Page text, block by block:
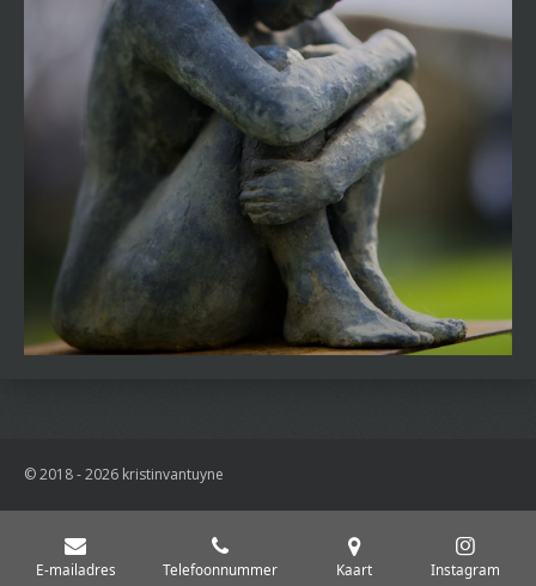
© 2018 - 2026 kristinvantuyne
E-mailadres Telefoonnummer Kaart Instagram